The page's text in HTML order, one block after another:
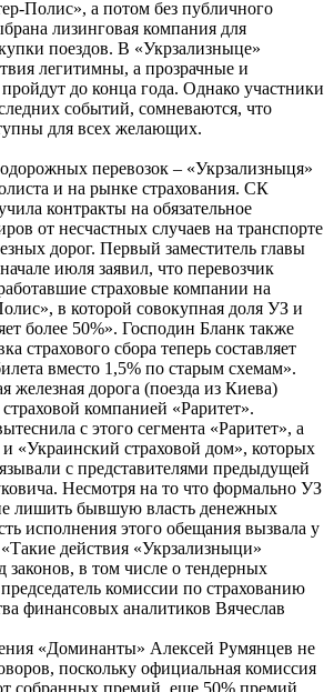
Полис», а потом без публичного
лизинговая компания для
поездов. В «Укрзализныце»
легитимны, а прозрачные и
до конца года. Однако участники
событий, сомневаются, что
для всех желающих.
перевозок – «Укрзализныця»
и на рынке страхования. СК
контракты на обязательное
от несчастных случаев на транспорте
дорог. Первый заместитель главы
июля заявил, что перевозчик
страховые компании на
в которой совокупная доля УЗ и
более 50%». Господин Бланк также
страхового сбора теперь составляет
вместо 1,5% по старым схемам».
железная дорога (поезда из Киева)
компанией «Раритет».
с этого сегмента «Раритет», а
«Украинский страховой дом», которых
с представителями предыдущей
Несмотря на то что формально УЗ
лишить бывшую власть денежных
исполнения этого обещания вызвала у
действия «Укрзализныци»
в том числе о тендерных
комиссии по страхованию
финансовых аналитиков Вячеслав
«Доминанты» Алексей Румянцев не
поскольку официальная комиссия
собранных премий, еще 50% премий